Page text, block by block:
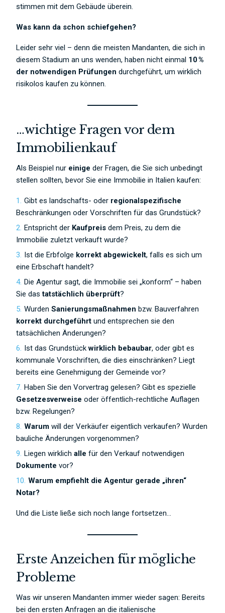
stimmen mit dem Gebäude überein.
Was kann da schon schiefgehen?
Leider sehr viel – denn die meisten Mandanten, die sich in
diesem Stadium an uns wenden, haben nicht einmal 10 %
der notwendigen Prüfungen durchgeführt, um wirklich
risikolos kaufen zu können.
…wichtige Fragen vor dem
Immobilienkauf
Als Beispiel nur einige der Fragen, die Sie sich unbedingt
stellen sollten, bevor Sie eine Immobilie in Italien kaufen:
Gibt es landschafts- oder regionalspezifische
Beschränkungen oder Vorschriften für das Grundstück?
Entspricht der Kaufpreisdem Preis, zu dem die
Immobilie zuletzt verkauft wurde?
Ist die Erbfolge korrekt abgewickelt, falls es sich um
eine Erbschaft handelt?
Die Agentur sagt, die Immobilie sei „konform“ – haben
Sie dastatstächlich überprüft?
Wurden Sanierungsmaßnahmen bzw. Bauverfahren
korrekt durchgeführt und entsprechen sie den
tatsächlichen Änderungen?
Ist das Grundstückwirklich bebaubar, oder gibt es
kommunale Vorschriften, die dies einschränken? Liegt
bereits eine Genehmigung der Gemeinde vor?
Haben Sie den Vorvertrag gelesen? Gibt es spezielle
Gesetzesverweise oder öffentlich-rechtliche Auflagen
bzw. Regelungen?
Warumwill der Verkäufer eigentlich verkaufen? Wurden
bauliche Änderungen vorgenommen?
Liegen wirklich alle für den Verkauf notwendigen
Dokumente vor?
Warum empfiehlt die Agentur gerade „ihren“
Notar?
Und die Liste ließe sich noch lange fortsetzen…
Erste Anzeichen für mögliche
Probleme
Was wir unseren Mandanten immer wieder sagen: Bereits
bei den ersten Anfragen an die italienische